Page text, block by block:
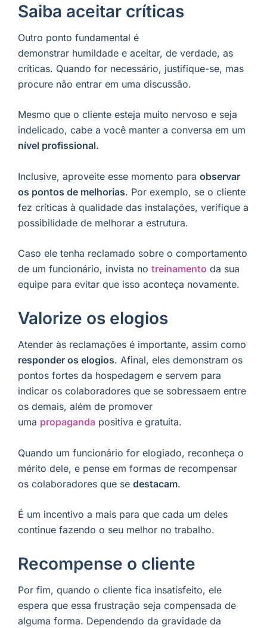
Saiba aceitar críticas
Outro ponto fundamental é
demonstrar humildade e aceitar, de verdade, as
críticas. Quando for necessário, justifique-se, mas
procure não entrar em uma discussão.
Mesmo que o cliente esteja muito nervoso e seja
indelicado, cabe a você manter a conversa em um
nível profissional.
Inclusive, aproveite esse momento para observar
os pontos de melhorias. Por exemplo, se o cliente
fez críticas à qualidade das instalações, verifique a
possibilidade de melhorar a estrutura.
Caso ele tenha reclamado sobre o comportamento
de um funcionário, invista no treinamento da sua
equipe para evitar que isso aconteça novamente.
Valorize os elogios
Atender às reclamações é importante, assim como
responder os elogios. Afinal, eles demonstram os
pontos fortes da hospedagem e servem para
indicar os colaboradores que se sobressaem entre
os demais, além de promover
uma propaganda positiva e gratuita.
Quando um funcionário for elogiado, reconheça o
mérito dele, e pense em formas de recompensar
os colaboradores que se destacam.
É um incentivo a mais para que cada um deles
continue fazendo o seu melhor no trabalho.
Recompense o cliente
Por fim, quando o cliente fica insatisfeito, ele
espera que essa frustração seja compensada de
alguma forma. Dependendo da gravidade da